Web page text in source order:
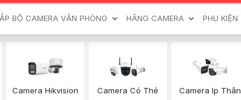
BỘ CAMERA VĂN PHÒNG HÃNG CAMERA PHU KIỆN
Camera Hikvision
Camera Có Thẻ
Camera Ip Thân